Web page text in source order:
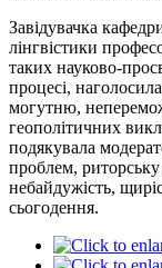
Завідувачка
лінгвістики
таких науково-
процесі,
могутню,
геополітичних
подякувала
проблем,
небайдужість,
сьогодення.